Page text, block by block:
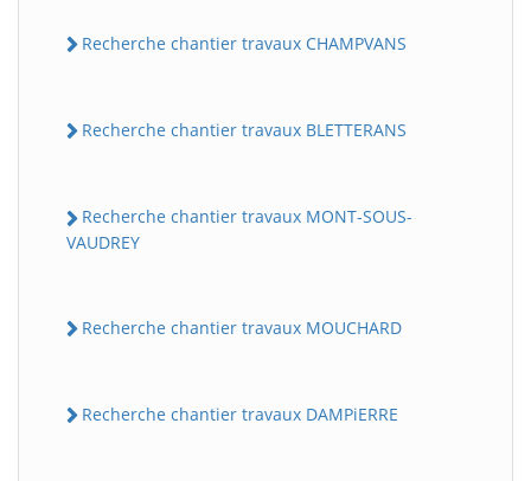
Recherche chantier travaux CHAMPVANS
Recherche chantier travaux BLETTERANS
Recherche chantier travaux MONT-SOUS-
VAUDREY
Recherche chantier travaux MOUCHARD
Recherche chantier travaux DAMPiERRE